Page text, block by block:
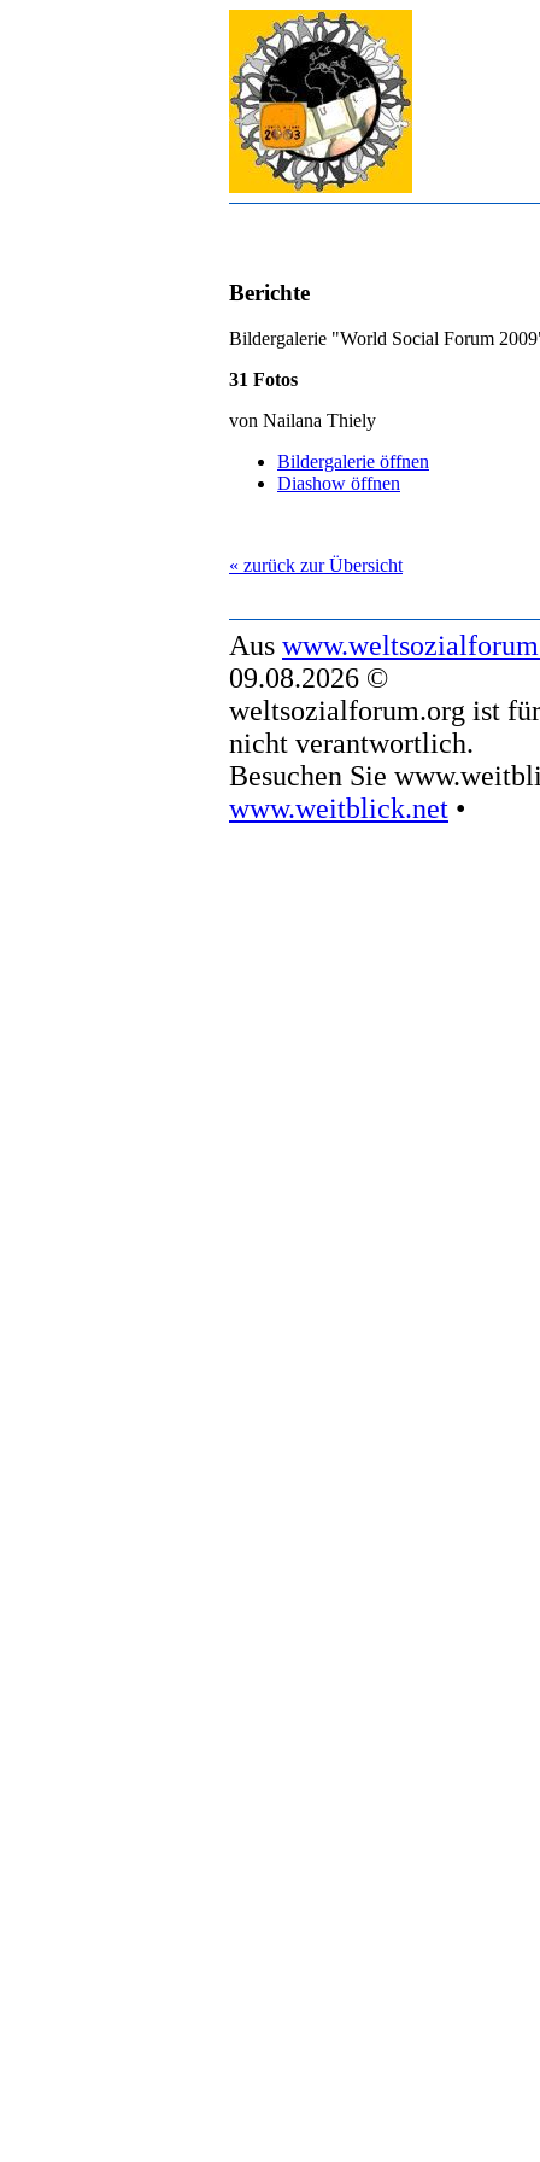
Berichte
Bildergalerie "World Social Forum
31 Fotos
von Nailana Thiely
Bildergalerie öffnen
Diashow öffnen
« zurück zur Übersicht
Aus
09.08.2026 ©
weltsozialforum.org ist
nicht verantwortlich.
Besuchen Sie
www.weitblick.net •